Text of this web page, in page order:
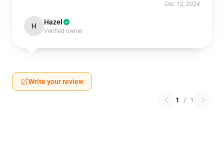
Dec 12, 2024
H Hazel
Verified owner
Write your review
1 / 1